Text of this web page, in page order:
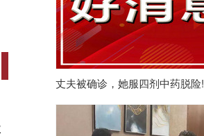
丈夫被确诊，她服四剂中药脱险!